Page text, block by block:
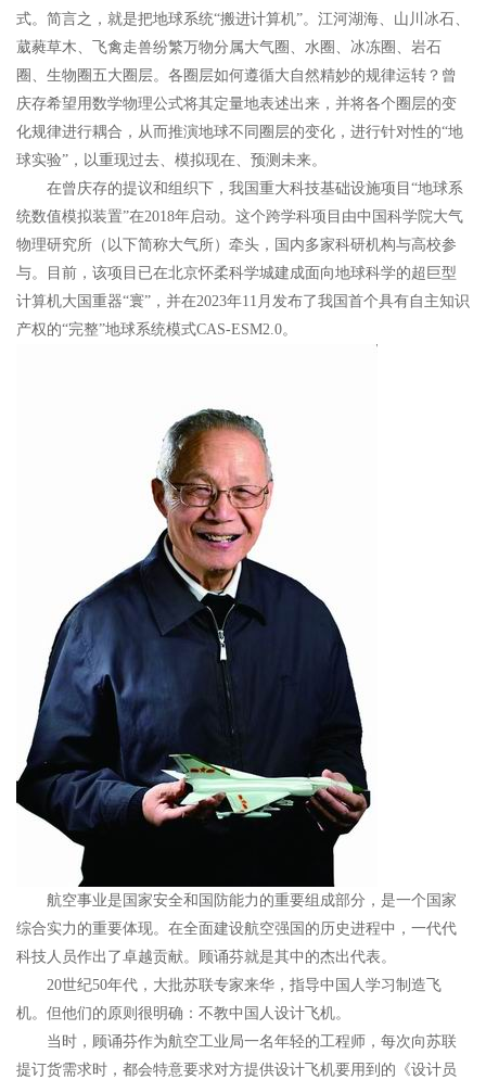
式。简言之，就是把地球系统“搬进计算机”。江河湖海、山川冰石、
葳蕤草木、飞禽走兽纷繁万物分属大气圈、水圈、冰冻圈、岩石
圈、生物圈五大圈层。各圈层如何遵循大自然精妙的规律运转？曾
庆存希望用数学物理公式将其定量地表述出来，并将各个圈层的变
化规律进行耦合，从而推演地球不同圈层的变化，进行针对性的“地
球实验”，以重现过去、模拟现在、预测未来。
在曾庆存的提议和组织下，我国重大科技基础设施项目“地球系
统数值模拟装置”在2018年启动。这个跨学科项目由中国科学院大气
物理研究所（以下简称大气所）牵头，国内多家科研机构与高校参
与。目前，该项目已在北京怀柔科学城建成面向地球科学的超巨型
计算机大国重器“寰”，并在2023年11月发布了我国首个具有自主知识
产权的“完整”地球系统模式CAS-ESM2.0。
航空事业是国家安全和国防能力的重要组成部分，是一个国家
综合实力的重要体现。在全面建设航空强国的历史进程中，一代代
科技人员作出了卓越贡献。顾诵芬就是其中的杰出代表。
20世纪50年代，大批苏联专家来华，指导中国人学习制造飞
机。但他们的原则很明确：不教中国人设计飞机。
当时，顾诵芬作为航空工业局一名年轻的工程师，每次向苏联
提订货需求时，都会特意要求对方提供设计飞机要用到的《设计员